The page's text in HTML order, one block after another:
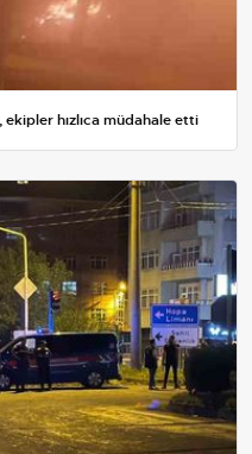
hızlıca müdahale etti